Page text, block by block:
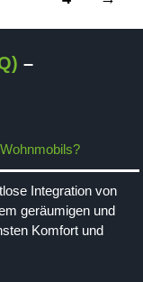
–
Integration von
geräumigen und
Komfort und